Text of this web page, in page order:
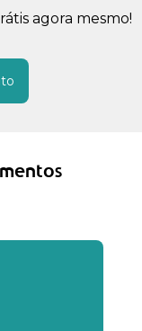
agora mesmo!